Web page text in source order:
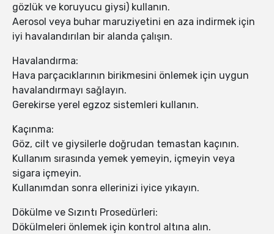
gözlük ve koruyucu giysi) kullanın.
Aerosol veya buhar maruziyetini en aza indirmek için
iyi havalandırılan bir alanda çalışın.
Havalandırma:
Hava parçacıklarının birikmesini önlemek için uygun
havalandırmayı sağlayın.
Gerekirse yerel egzoz sistemleri kullanın.
Kaçınma:
Göz, cilt ve giysilerle doğrudan temastan kaçının.
Kullanım sırasında yemek yemeyin, içmeyin veya
sigara içmeyin.
Kullanımdan sonra ellerinizi iyice yıkayın.
Dökülme ve Sızıntı Prosedürleri:
Dökülmeleri önlemek için kontrol altına alın.